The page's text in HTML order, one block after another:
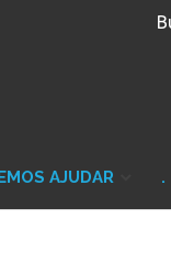
AJUDAR .